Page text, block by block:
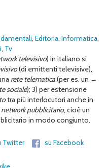
, Editoria, Informatica,
, Tv
televisivo) in italiano si
(di emittenti televisive),
rete telematica(per es. un →
sociale); 3) per estensione
tra più interlocutori anche in
network pubblicitario, cioè un
in modo congiunto.
Twitter
su Facebook